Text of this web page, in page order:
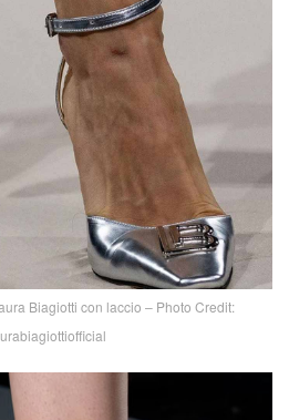
Biagiotti con laccio – Photo Credit: